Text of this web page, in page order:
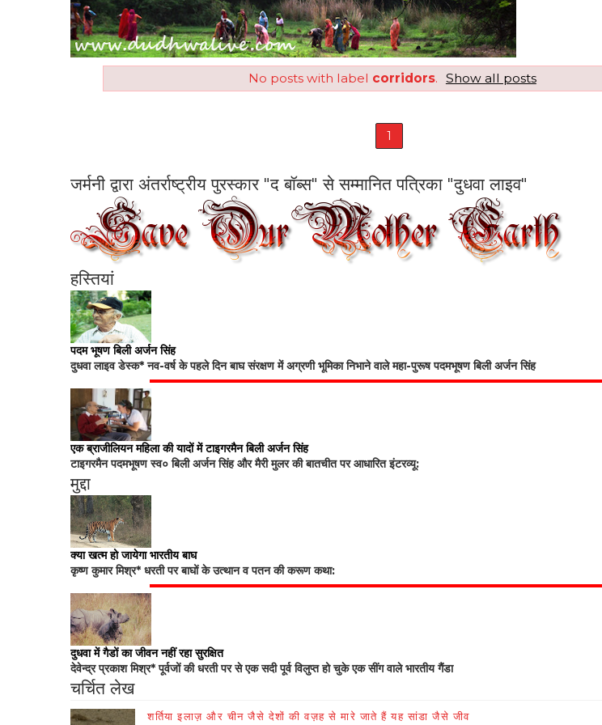
No posts with label corridors. Show all posts
1
जर्मनी द्वारा अंतर्राष्ट्रीय पुरस्कार "द बॉब्स" से सम्मानित पत्रिका "दुधवा लाइव"
हस्तियां
पदम भूषण बिली अर्जन सिंह
दुधवा लाइव डेस्क* नव-वर्ष के पहले दिन बाघ संरक्षण में अग्रणी भूमिका निभाने वाले महा-पुरूष पदमभूषण बिली अर्जन सिंह
एक ब्राजीलियन महिला की यादों में टाइगरमैन बिली अर्जन सिंह
टाइगरमैन पदमभूषण स्व० बिली अर्जन सिंह और मैरी मुलर की बातचीत पर आधारित इंटरव्यू:
मुद्दा
क्या खत्म हो जायेगा भारतीय बाघ
कृष्ण कुमार मिश्र* धरती पर बाघों के उत्थान व पतन की करूण कथा:
दुधवा में गैडों का जीवन नहीं रहा सुरक्षित
देवेन्द्र प्रकाश मिश्र* पूर्वजों की धरती पर से एक सदी पूर्व विलुप्त हो चुके एक सींग वाले भारतीय गैंडा
चर्चित लेख
शर्तिया इलाज़ और चीन जैसे देशों की वज़ह से मारे जाते हैं यह सांडा जैसे जीव